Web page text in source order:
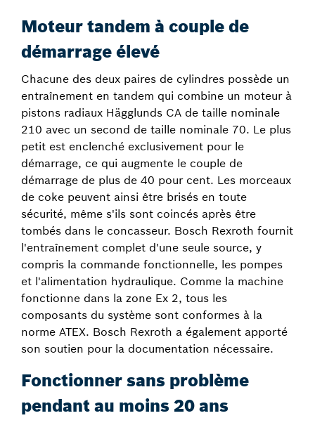
Moteur tandem à couple de
démarrage élevé
Chacune des deux paires de cylindres possède un
entraînement en tandem qui combine un moteur à
pistons radiaux Hägglunds CA de taille nominale
210 avec un second de taille nominale 70. Le plus
petit est enclenché exclusivement pour le
démarrage, ce qui augmente le couple de
démarrage de plus de 40 pour cent. Les morceaux
de coke peuvent ainsi être brisés en toute
sécurité, même s'ils sont coincés après être
tombés dans le concasseur. Bosch Rexroth fournit
l'entraînement complet d'une seule source, y
compris la commande fonctionnelle, les pompes
et l'alimentation hydraulique. Comme la machine
fonctionne dans la zone Ex 2, tous les
composants du système sont conformes à la
norme ATEX. Bosch Rexroth a également apporté
son soutien pour la documentation nécessaire.
Fonctionner sans problème
pendant au moins 20 ans